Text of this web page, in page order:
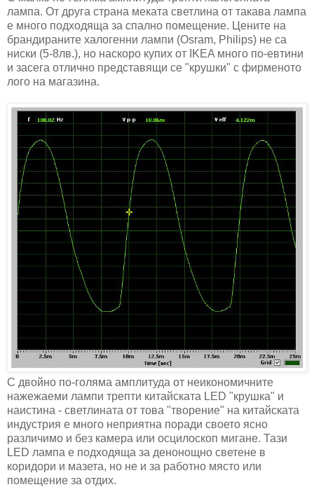
лампа. От друга страна меката светлина от такава лампа
е много подходяща за спално помещение. Цените на
брандираните халогенни лампи (Osram, Philips) не са
ниски (5-8лв.), но наскоро купих от IKEA много по-евтини
и засега отлично представящи се "крушки" с фирменото
лого на магазина.
С двойно по-голяма амплитуда от неикономичните
нажежаеми лампи трепти китайската LED "крушка" и
наистина - светлината от това "творение" на китайската
индустрия е много неприятна поради своето ясно
различимо и без камера или осцилоскоп мигане. Тази
LED лампа е подходяща за денонощно светене в
коридори и мазета, но не и за работно място или
помещение за отдих.